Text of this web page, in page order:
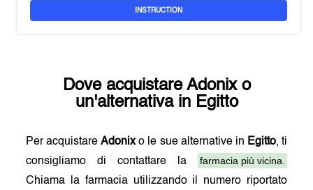
INSTRUCTION
Dove acquistare Adonixo
un'alternativa in Egitto
Per acquistareAdonixo le sue alternative in Egitto, ti
consigliamo di contattare la
farmacia più vicina.
Chiama la farmacia utilizzando il numero riportato